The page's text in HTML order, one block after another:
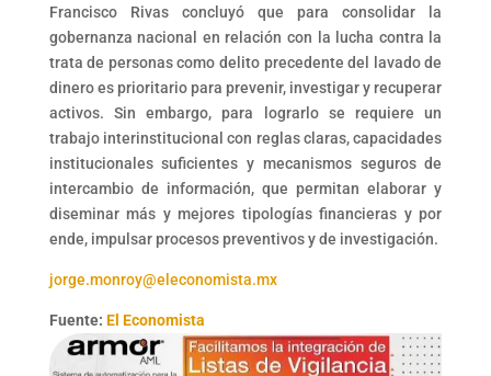
Francisco Rivas concluyó que para consolidar la
gobernanza nacional en relación con la lucha contra la
trata de personas como delito precedente del lavado de
dinero es prioritario para prevenir, investigar y recuperar
activos. Sin embargo, para lograrlo se requiere un
trabajo interinstitucional con reglas claras, capacidades
institucionales suficientes y mecanismos seguros de
intercambio de información, que permitan elaborar y
diseminar más y mejores tipologías financieras y por
ende, impulsar procesos preventivos y de investigación.
jorge.monroy@eleconomista.mx
Fuente: El Economista